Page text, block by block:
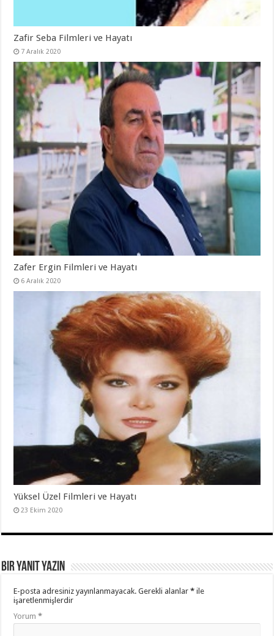
Zafir Seba Filmleri ve Hayatı
7 Aralık 2020
Zafer Ergin Filmleri ve Hayatı
6 Aralık 2020
Yüksel Üzel Filmleri ve Hayatı
23 Ekim 2020
Bir yanıt yazın
E-posta adresiniz yayınlanmayacak. Gerekli alanlar* ile
işaretlenmişlerdir
Yorum*